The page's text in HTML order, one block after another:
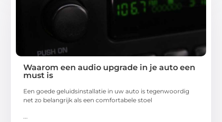
Waarom een audio upgrade in je auto een
must is
Een goede geluidsinstallatie in uw auto is tegenwoordig
net zo belangrijk als een comfortabele stoel